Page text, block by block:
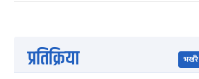
प्रतिक्रिया भर्खरै